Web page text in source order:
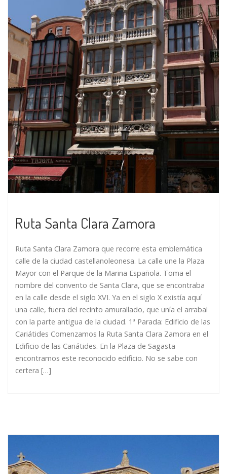
Ruta Santa Clara Zamora
Ruta Santa Clara Zamora que recorre esta emblemática
calle de la ciudad castellanoleonesa. La calle une la Plaza
Mayor con el Parque de la Marina Española. Toma el
nombre del convento de Santa Clara, que se encontraba
en la calle desde el siglo XVI. Ya en el siglo X existía aquí
una calle, fuera del recinto amurallado, que unía el arrabal
con la parte antigua de la ciudad. 1ª Parada: Edificio de las
Cariátides Comenzamos la Ruta Santa Clara Zamora en el
Edificio de las Cariátides. En la Plaza de Sagasta
encontramos este reconocido edificio. No se sabe con
certera […]